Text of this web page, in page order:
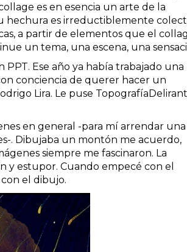
es en esencia un arte de la
hechura es irreductiblemente
a partir de elementos que el
un tema, una escena, una
Ese año ya había trabajado una
conciencia de querer hacer un
Lira. Le puse
en general -para mí arrendar una
. Dibujaba un montón me acuerdo,
siempre me fascinaron. La
y estupor. Cuando empecé con el
el dibujo.